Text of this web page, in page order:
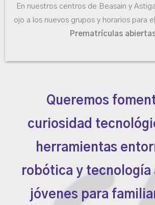
En nuestros centros de Beasain y
ojo a los nuevos grupos y horarios para
Prematrículas
Queremos
curiosidad
herramientas
robótica y tecnología
jóvenes para